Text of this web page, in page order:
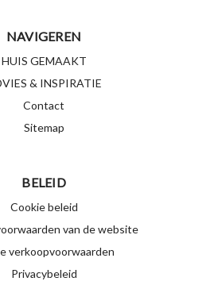
NAVIGEREN
HUIS GEMAAKT
& INSPIRATIE
Contact
Sitemap
BELEID
Cookie beleid
van de website
verkoopvoorwaarden
Privacybeleid